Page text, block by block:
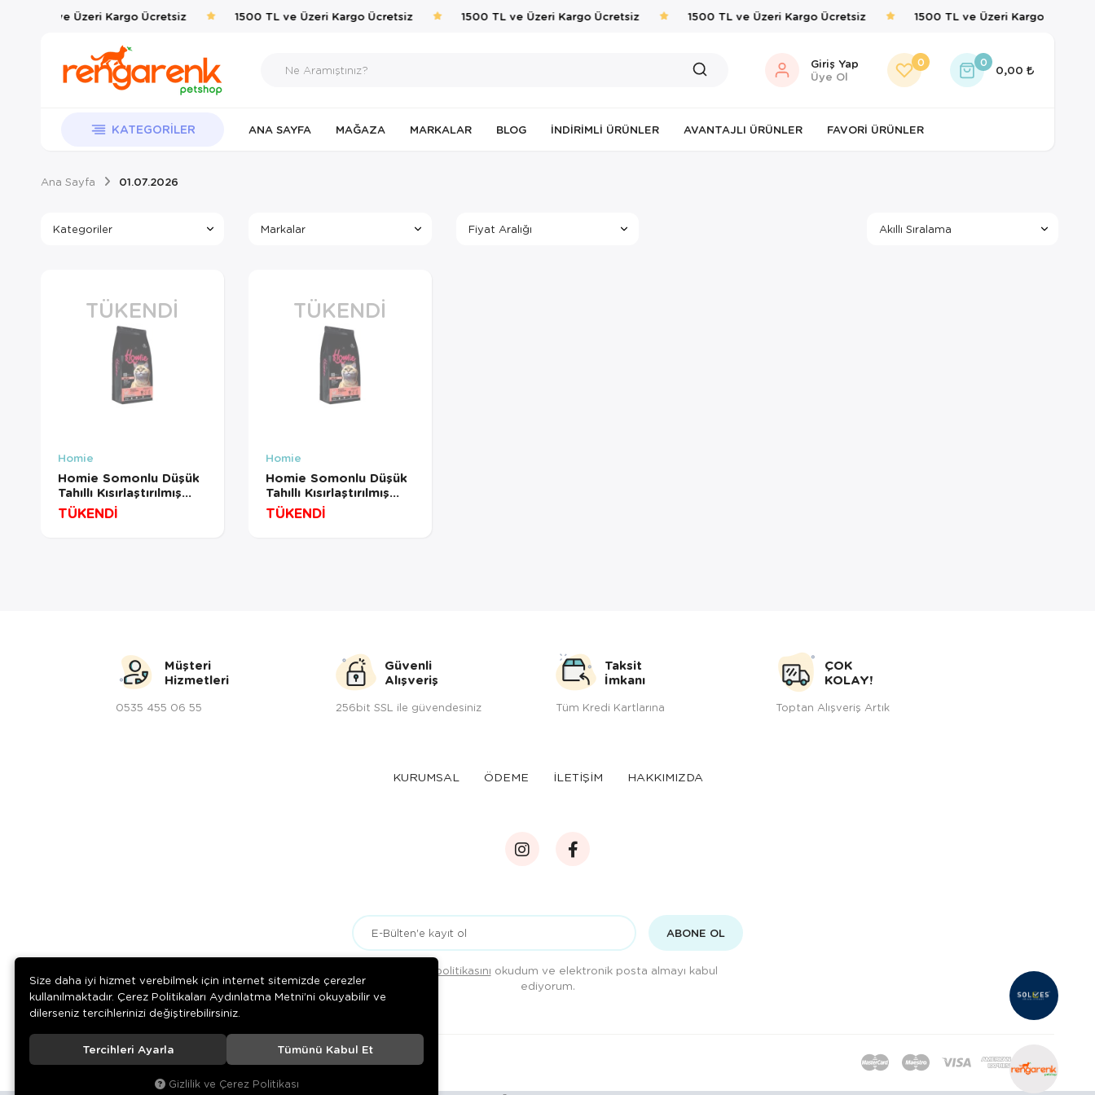
1500 TL ve Üzeri Kargo Ücretsiz 1500 TL ve Üzeri Kargo Ücretsiz 1500 TL ve Üzeri Kargo Ücretsiz 1500 TL ve Üzeri Kargo Ücretsiz 1500 TL ve Üzeri Kargo Ücretsiz
Giriş Yap
Üye Ol
0 0
0,00
KATEGORILER ANA SAYFA MAĞAZA MARKALAR BLOG İNDIRIMLI ÜRÜNLER AVANTAJLI ÜRÜNLER FAVORI ÜRÜNLER
Ana Sayfa 01.07.2026
Kategoriler Markalar Fiyat Aralığı
TÜKENDI
Homie
Homie Somonlu Düşük
Tahıllı Kısırlaştırılmış
Kedi Maması (1 KG
BÖLÜNMÜŞ)
TÜKENDİ
TÜKENDI
Homie
Homie Somonlu Düşük
Tahıllı Kısırlaştırılmış
Kedi Maması 12 Kg
TÜKENDİ
Müşteri
Hizmetleri
0535 455 06 55
Güvenli
Alışveriş
256bit SSL ile güvendesiniz
Taksit
İmkanı
Tüm Kredi Kartlarına
ÇOK
KOLAY!
Toptan Alışveriş Artık
KURUMSAL ÖDEME İLETİŞİM HAKKIMIZDA
ABONE OL
Gizlilik politikasını okudum ve elektronik posta almayı kabul
ediyorum.
© 2020Rengarenk Pet Shop. Tüm hakları saklıdır.
Size daha iyi hizmet verebilmek için internet sitemizde çerezler
kullanılmaktadır. Çerez Politikaları Aydınlatma Metni’ni okuyabilir ve
dilerseniz tercihlerinizi değiştirebilirsiniz.
Tercihleri Ayarla Tümünü Kabul Et
Gizlilik ve Çerez Politikası